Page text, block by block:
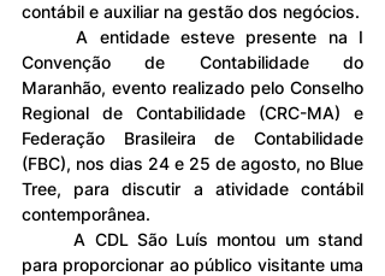
contábil e auxiliar na gestão dos negócios.
	A entidade esteve presente na I
Convenção de Contabilidade do
Maranhão, evento realizado pelo Conselho
Regional de Contabilidade (CRC-MA) e
Federação Brasileira de Contabilidade
(FBC), nos dias 24 e 25 de agosto, no Blue
Tree, para discutir a atividade contábil
contemporânea.
	A CDL São Luís montou um stand
para proporcionar ao público visitante uma